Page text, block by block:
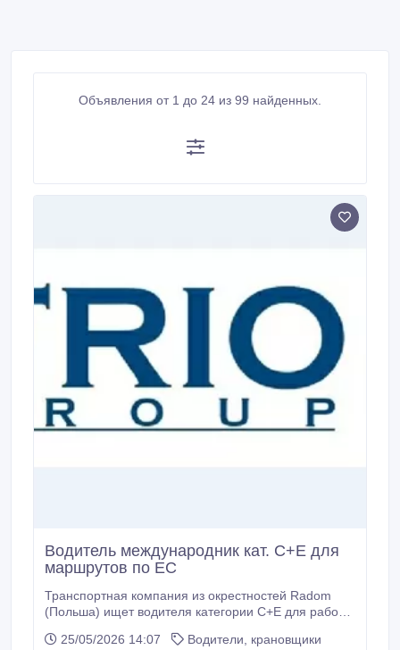
Объявления от 1 до 24 из 99 найденных.
Водитель международник кат. C+E для
маршрутов по ЕС
Транспортная компания из окрестностей Radom
(Польша) ищет водителя категории C+E для работы
стабильным финансовым положением и
25/05/2026 14:07
Водители, крановщики